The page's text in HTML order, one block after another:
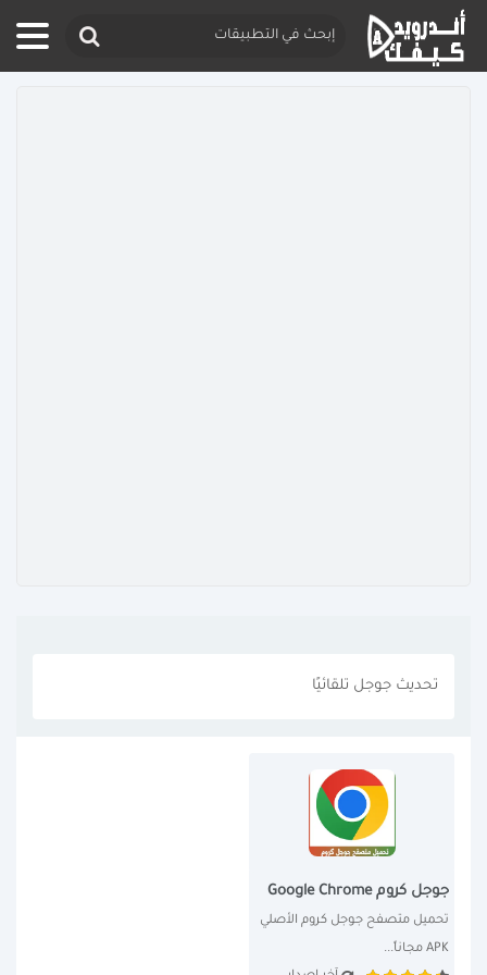
تحديث جوجل تلقائيًا
جوجل كروم Google Chrome
APK مجاناً...